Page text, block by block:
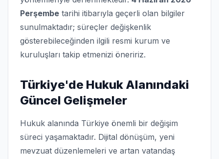
Perşembe tarihi itibarıyla geçerli olan bilgiler
sunulmaktadır; süreçler değişkenlik
gösterebileceğinden ilgili resmi kurum ve
kuruluşları takip etmenizi öneririz.
Türkiye'de Hukuk Alanındaki
Güncel Gelişmeler
Hukuk alanında Türkiye önemli bir değişim
süreci yaşamaktadır. Dijital dönüşüm, yeni
mevzuat düzenlemeleri ve artan vatandaş